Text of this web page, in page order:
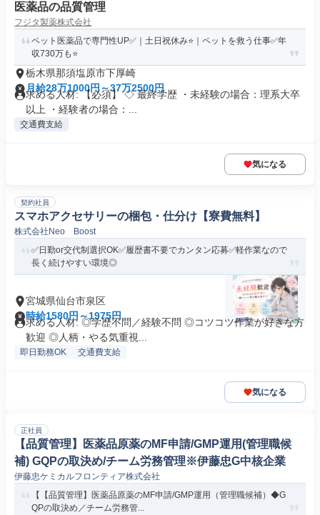
医薬品の品質管理
フジタ製薬株式会社
ペット医薬品で専門性UP✅｜土日祝休み⭐｜ペットを救う仕事✅年
収730万も⭐
栃木県那須塩原市下厚崎
月給28万1000円～37万2500円
求める人材: 【必須】 ◇ 最終学歴 ・未経験の場合：理系大卒
以上 ・経験者の場合：...
交通費支給
気になる
契約社員
スマホアクセサリーの梱包・仕分け【寮費無料】
株式会社Neo Boost
✅日勤or交代制選択OK✅履歴書不要でカンタン応募✅軽作業なので
長く続けやすい環境◎
宮城県仙台市泉区
時給1580円～1975円
求める人材: ◎学歴不問／経験不問 ◎コツコツ作業が好きな方
歓迎 ◎人柄・やる気重視...
即日勤務OK 交通費支給
気になる
正社員
【品質管理】医薬品原薬のMF申請/GMP運用(管理職候
補) GQPの取決め/チーム労務管理※伊藤忠G中核企業
伊藤忠ケミカルフロンティア株式会社
【【品質管理】医薬品原薬のMF申請/GMP運用（管理職候補）◆G
QPの取決め／チーム労務管...